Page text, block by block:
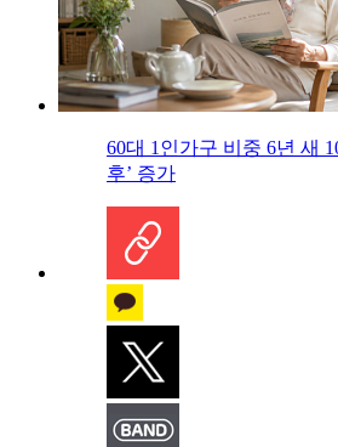
60대 1인가구 비중 6년 새
후’ 증가